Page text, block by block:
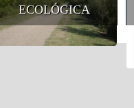
ECOLÓGICA